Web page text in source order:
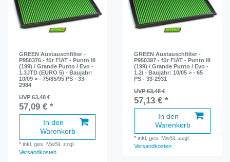
GREEN Austauschfilter -
P950376 - für FIAT - Punto III
(199) / Grande Punto / Evo -
1.3JTD (EURO 5) - Baujahr:
10/09 > - 75/85/95 PS - 33-
2984
UVP 63,48 €
57,09 € *
In den
Warenkorb
*inkl. ges. MwSt. zzgl.
Versandkosten
GREEN Austauschfilter -
P950397 - für FIAT - Punto III
(199) / Grande Punto / Evo -
1.2i - Baujahr: 10/05 > - 65
PS - 33-2931
UVP 63,48 €
57,13 € *
In den
Warenkorb
*inkl. ges. MwSt. zzgl.
Versandkosten